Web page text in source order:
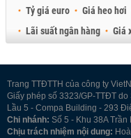
Tỷ giá euro
Giá heo hơi
Lãi suất ngân hàng
Giá
Trang TTĐTTH của công ty
Giấy phép số 3323/GP-TTĐT do
Lầu 5 - Compa Building - 293
Chi nhánh: Số 5 - Khu 38A
Chịu trách nhiệm nội dung: